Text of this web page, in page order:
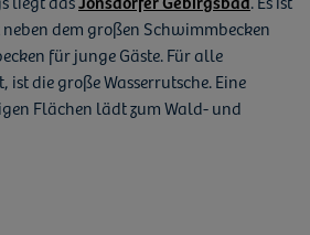
dem großen Schwimmbecken
für junge Gäste. Für alle
die große Wasserrutsche. Eine
Flächen lädt zum Wald- und